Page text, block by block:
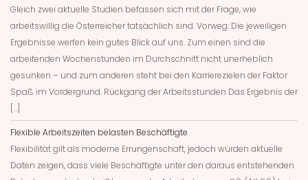
Gleich zwei aktuelle Studien befassen sich mit der Frage, wie
arbeitswillig die Österreicher tatsächlich sind. Vorweg: Die jeweiligen
Ergebnisse werfen kein gutes Blick auf uns. Zum einen sind die
arbeitenden Wochenstunden im Durchschnitt nicht unerheblich
gesunken – und zum anderen steht bei den Karrierezielen der Faktor
Spaß im Vordergrund. Rückgang der Arbeitsstunden Das Ergebnis der
[…]
Flexible Arbeitszeiten belasten Beschäftigte
Flexibilität gilt als moderne Errungenschaft, jedoch würden aktuelle
Daten zeigen, dass viele Beschäftigte unter den daraus entstehenden